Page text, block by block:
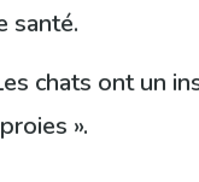
santé.
chats ont un
».